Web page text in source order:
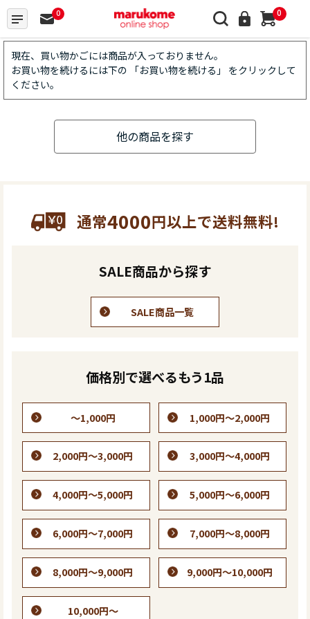
0 0
現在、買い物かごには商品が入っておりません。
お買い物を続けるには下の 「お買い物を続ける」 をクリックして
ください。
他の商品を探す
通常4000円以上で送料無料!
SALE商品から探す
SALE商品一覧
価格別で選べるもう1品
～1,000円 1,000円～2,000円
2,000円～3,000円 3,000円～4,000円
4,000円～5,000円 5,000円～6,000円
6,000円～7,000円 7,000円～8,000円
8,000円～9,000円 9,000円～10,000円
10,000円～